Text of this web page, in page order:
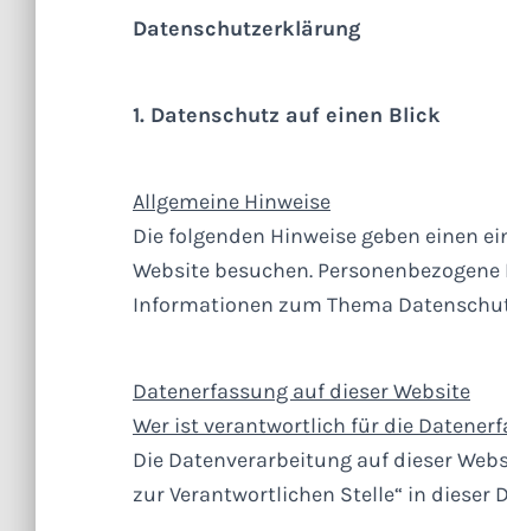
Datenschutzerklärung
1. Datenschutz auf einen Blick
Allgemeine Hinweise
Die folgenden Hinweise geben einen
Website besuchen.
Informationen zum Thema
Datenerfassung auf dieser Website
Wer ist verantwortlich für die
Die Datenverarbeitung auf dieser
zur Verantwortlichen Stelle“ in